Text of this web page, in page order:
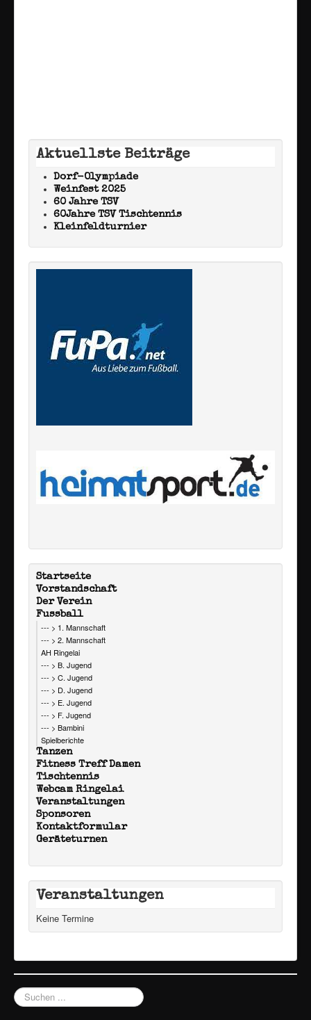
Aktuellste Beiträge
Dorf-Olympiade
Weinfest 2025
60 Jahre TSV
60Jahre TSV Tischtennis
Kleinfeldturnier
Startseite
Vorstandschaft
Der Verein
Fussball
--- > 1. Mannschaft
--- > 2. Mannschaft
AH Ringelai
--- > B. Jugend
--- > C. Jugend
--- > D. Jugend
--- > E. Jugend
--- > F. Jugend
--- > Bambini
Spielberichte
Tanzen
Fitness Treff Damen
Tischtennis
Webcam Ringelai
Veranstaltungen
Sponsoren
Kontaktformular
Geräteturnen
Veranstaltungen
Keine Termine
Suchen
...